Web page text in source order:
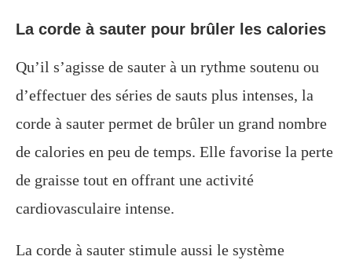
La corde à sauter pour brûler les calories
Qu’il s’agisse de sauter à un rythme soutenu ou
d’effectuer des séries de sauts plus intenses, la
corde à sauter permet de brûler un grand nombre
de calories en peu de temps. Elle favorise la perte
de graisse tout en offrant une activité
cardiovasculaire intense.
La corde à sauter stimule aussi le système